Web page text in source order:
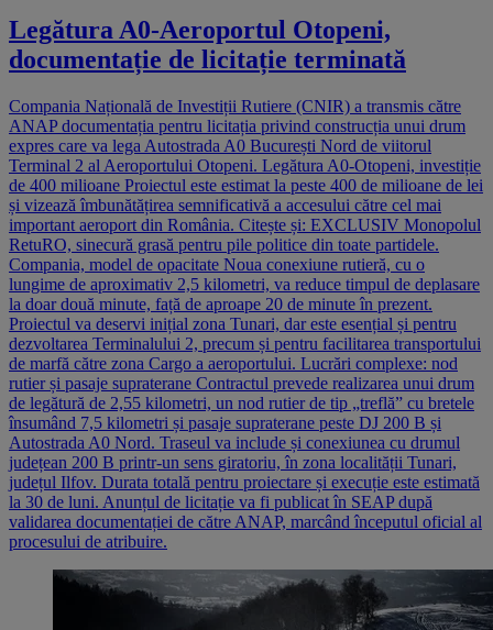
Legătura A0-Aeroportul Otopeni,
documentație de licitație terminată
Compania Națională de Investiții Rutiere (CNIR) a transmis către
ANAP documentația pentru licitația privind construcția unui drum
expres care va lega Autostrada A0 București Nord de viitorul
Terminal 2 al Aeroportului Otopeni. Legătura A0-Otopeni, investiție
de 400 milioane Proiectul este estimat la peste 400 de milioane de lei
și vizează îmbunătățirea semnificativă a accesului către cel mai
important aeroport din România. Citește și: EXCLUSIV Monopolul
RetuRO, sinecură grasă pentru pile politice din toate partidele.
Compania, model de opacitate Noua conexiune rutieră, cu o
lungime de aproximativ 2,5 kilometri, va reduce timpul de deplasare
la doar două minute, față de aproape 20 de minute în prezent.
Proiectul va deservi inițial zona Tunari, dar este esențial și pentru
dezvoltarea Terminalului 2, precum și pentru facilitarea transportului
de marfă către zona Cargo a aeroportului. Lucrări complexe: nod
rutier și pasaje supraterane Contractul prevede realizarea unui drum
de legătură de 2,55 kilometri, un nod rutier de tip „treflă” cu bretele
însumând 7,5 kilometri și pasaje supraterane peste DJ 200 B și
Autostrada A0 Nord. Traseul va include și conexiunea cu drumul
județean 200 B printr-un sens giratoriu, în zona localității Tunari,
județul Ilfov. Durata totală pentru proiectare și execuție este estimată
la 30 de luni. Anunțul de licitație va fi publicat în SEAP după
validarea documentației de către ANAP, marcând începutul oficial al
procesului de atribuire.